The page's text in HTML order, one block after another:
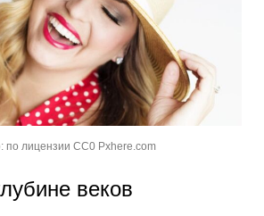
по лицензии CC0 Pxhere.com
веков